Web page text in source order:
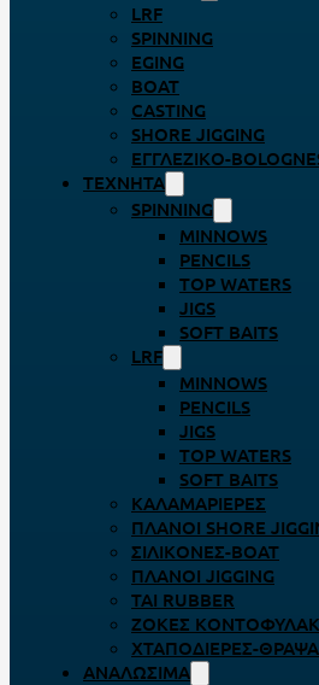
LRF
SPINNING
EGING
BOAT
CASTING
SHORE JIGGING
ΕΓΓΛΈΖΙΚΟ-
ΤΕΧΝΗΤΆ
SPINNING
MINNOWS
PENCILS
TOP WATERS
JIGS
SOFT BAITS
LRF
MINNOWS
PENCILS
JIGS
TOP WATERS
SOFT BAITS
ΚΑΛΑΜΑΡΙΈΡΕΣ
ΠΛΆΝΟΙ SHORE
ΣΙΛΙΚΌΝΕΣ-BOAT
ΠΛΆΝΟΙ JIGGING
TAI RUBBER
ΖΌΚΕΣ
ΧΤΑΠΟΔΙΈΡΕΣ-
ΑΝΑΛΏΣΙΜΑ